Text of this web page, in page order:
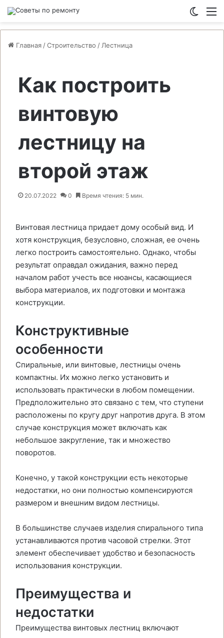
Главная /Строительство / Лестница
Как построить
винтовую
лестницу на
второй этаж
20.07.2022 0 Время чтения: 5 мин.
Винтовая лестница придает дому особый вид. И
хотя конструкция, безусловно, сложная, ее очень
легко построить самостоятельно. Однако, чтобы
результат оправдал ожидания, важно перед
началом работ учесть все нюансы, касающиеся
выбора материалов, их подготовки и монтажа
конструкции.
Конструктивные
особенности
Спиральные, или винтовые, лестницы очень
компактны. Их можно легко установить и
использовать практически в любом помещении.
Предположительно это связано с тем, что ступени
расположены по кругу друг напротив друга. В этом
случае конструкция может включать как
небольшое закругление, так и множество
поворотов.
Конечно, у такой конструкции есть некоторые
недостатки, но они полностью компенсируются
размером и внешним видом лестницы.
В большинстве случаев изделия спирального типа
устанавливаются против часовой стрелки. Этот
элемент обеспечивает удобство и безопасность
использования конструкции.
Преимущества и
недостатки
Преимущества винтовых лестниц включают